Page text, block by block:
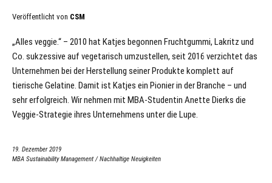
Veröffentlicht von CSM
„Alles veggie.“ – 2010 hat Katjes begonnen Fruchtgummi, Lakritz und
Co. sukzessive auf vegetarisch umzustellen, seit 2016 verzichtet das
Unternehmen bei der Herstellung seiner Produkte komplett auf
tierische Gelatine. Damit ist Katjes ein Pionier in der Branche – und
sehr erfolgreich. Wir nehmen mit MBA-Studentin Anette Dierks die
Veggie-Strategie ihres Unternehmens unter die Lupe.
19. Dezember 2019
MBA Sustainability Management/Nachhaltige Neuigkeiten